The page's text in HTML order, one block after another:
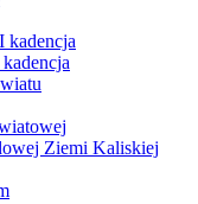
kadencja
Ziemi Kaliskiej